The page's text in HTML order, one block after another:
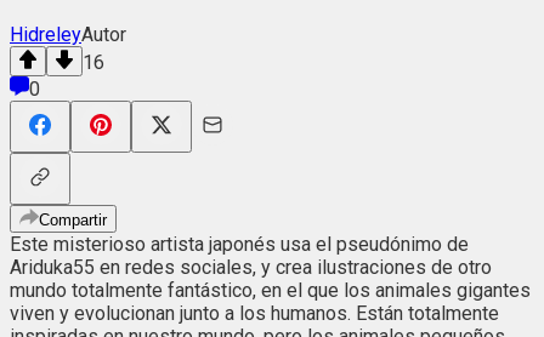
HidreleyAutor
16
0
Compartir
Este misterioso artista japonés usa el pseudónimo de
Ariduka55 en redes sociales, y crea ilustraciones de otro
mundo totalmente fantástico, en el que los animales gigantes
viven y evolucionan junto a los humanos. Están totalmente